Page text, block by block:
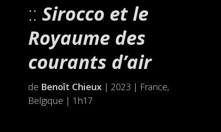
Sirocco et le
Royaume des
courants d’air
de Benoît Chieux| 2023 | France,
Belgique | 1h17